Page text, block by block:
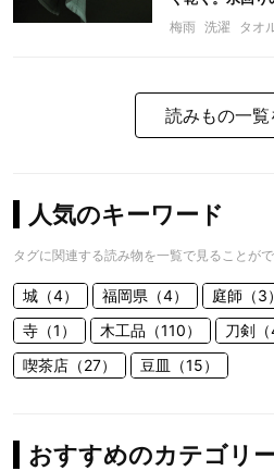
梅雨 洗濯 タオ
読みもの一覧
人気のキーワード
タグに関連する読み物を一覧で見ることが
城（4） 福岡県（4） 庭師（3）
寺（1）
木工品（110） 刀剣（
喫茶店（27）
豆皿（15）
おすすめのカテゴリ